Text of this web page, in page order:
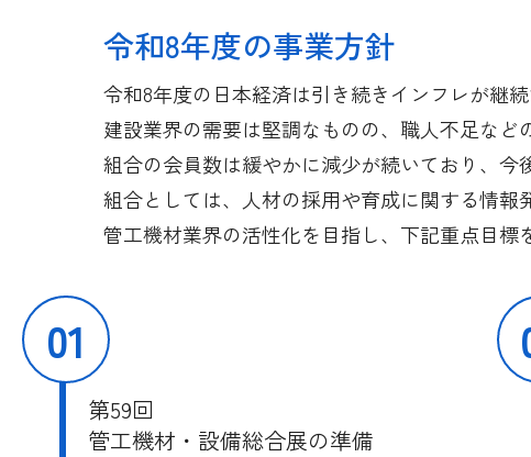
令和8年度の事業方針
令和8年度の日本経済は引き続きインフレが継続
建設業界の需要は堅調なものの、職人不足など
組合の会員数は緩やかに減少が続いており、今
組合としては、人材の採用や育成に関する情報
管工機材業界の活性化を目指し、下記重点目標
01
第59回
管工機材・設備総合展の準備